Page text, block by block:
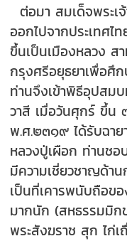
ต่อมา สมเด็จพระเ
ออกไปจากประเทศไ
ขึ้นเป็นเมืองหลวง ส
กรุงศรีอยุธยาเพื่อศึ
ท่านจึงเข้าพิธีอุปสม
วาสี เมื่อวันศุกร์ ขึ้น
พ.ศ.๒๓๑๙ ได้รับฉาย
หลวงปู่เผือก ท่านชอ
มีความเชี่ยวชาญด้า
เป็นที่เคารพนับถือข
มากนัก (สหธรรมมิก
พระสังฆราช สุก ไก่เ